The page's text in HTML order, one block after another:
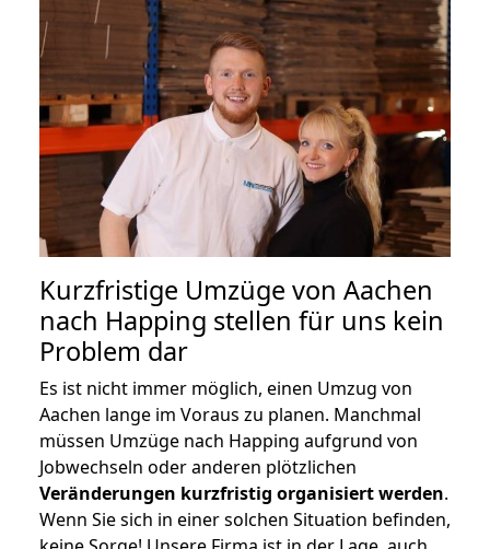
Kurzfristige Umzüge von Aachen
nach Happing stellen für uns kein
Problem dar
Es ist nicht immer möglich, einen Umzug von
Aachen lange im Voraus zu planen. Manchmal
müssen Umzüge nach Happing aufgrund von
Jobwechseln oder anderen plötzlichen
Veränderungen kurzfristig organisiert werden.
Wenn Sie sich in einer solchen Situation befinden,